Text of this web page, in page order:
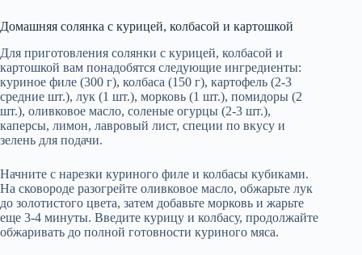
Домашняя солянка с курицей, колбасой и картошкой
Для приготовления солянки с курицей, колбасой и
картошкой вам понадобятся следующие ингредиенты:
куриное филе (300 г), колбаса (150 г), картофель (2-3
средние шт.), лук (1 шт.), морковь (1 шт.), помидоры (2
шт.), оливковое масло, соленые огурцы (2-3 шт.),
каперсы, лимон, лавровый лист, специи по вкусу и
зелень для подачи.
Начните с нарезки куриного филе и колбасы кубиками.
На сковороде разогрейте оливковое масло, обжарьте лук
до золотистого цвета, затем добавьте морковь и жарьте
еще 3-4 минуты. Введите курицу и колбасу, продолжайте
обжаривать до полной готовности куриного мяса.